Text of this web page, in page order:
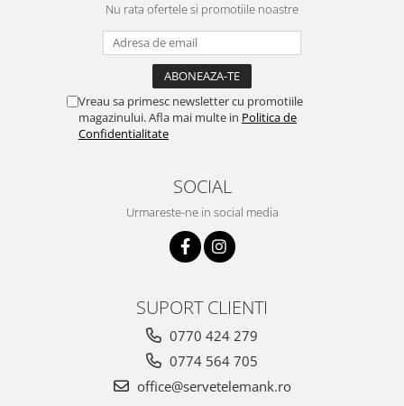
Nu rata ofertele si promotiile noastre
Vreau sa primesc newsletter cu promotiile
magazinului. Afla mai multe in Politica de
Confidentialitate
SOCIAL
Urmareste-ne in social media
SUPORT CLIENTI
0770 424 279
0774 564 705
office@servetelemank.ro